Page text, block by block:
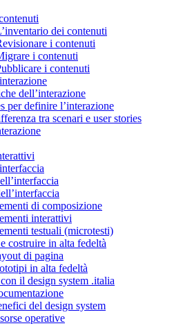
dei contenuti
i contenuti
i contenuti
i contenuti
dell’interazione
per definire l’interazione
tra scenari e user stories
di composizione
interattivi
testuali (microtesti)
costruire in alta fedeltà
di pagina
in alta fedeltà
il design system .italia
del design system
operative